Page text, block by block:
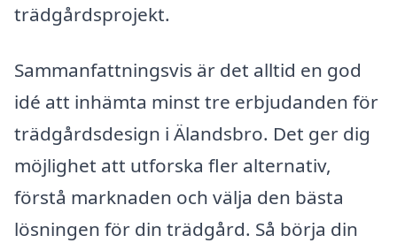
trädgårdsprojekt.
Sammanfattningsvis är det alltid en god
idé att inhämta minst tre erbjudanden för
trädgårdsdesign i Älandsbro. Det ger dig
möjlighet att utforska fler alternativ,
förstå marknaden och välja den bästa
lösningen för din trädgård. Så börja din